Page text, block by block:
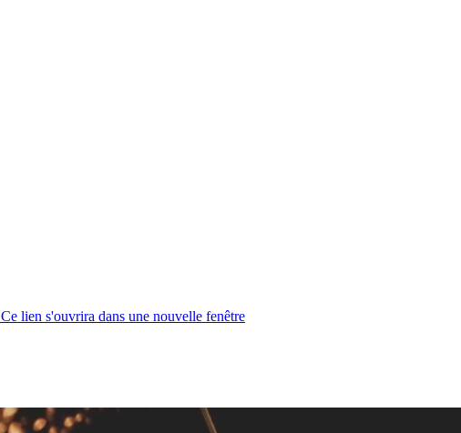
Ce lien s'ouvrira dans une nouvelle fenêtre